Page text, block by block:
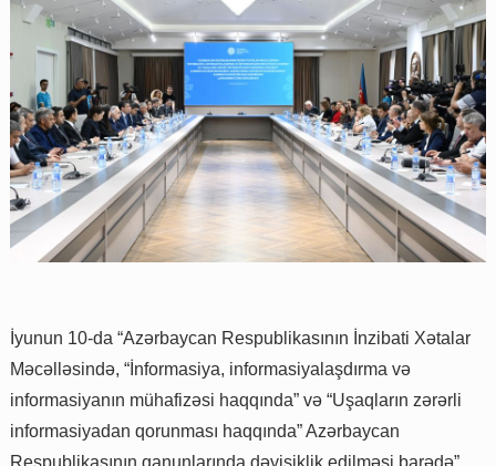
İyunun 10-da “Azərbaycan Respublikasının İnzibati Xətalar
Məcəlləsində, “İnformasiya, informasiyalaşdırma və
informasiyanın mühafizəsi haqqında” və “Uşaqların zərərli
informasiyadan qorunması haqqında” Azərbaycan
Respublikasının qanunlarında dəyişiklik edilməsi barədə”